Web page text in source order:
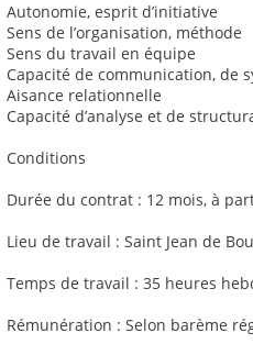
Autonomie, esprit d’initiative
Sens de l’organisation, méthode
Sens du travail en équipe
Capacité de communication, de
Aisance relationnelle
Capacité d’analyse et de
Conditions
Durée du contrat : 12 mois, à
Lieu de travail : Saint Jean de
Temps de travail : 35 heures
Rémunération : Selon barème